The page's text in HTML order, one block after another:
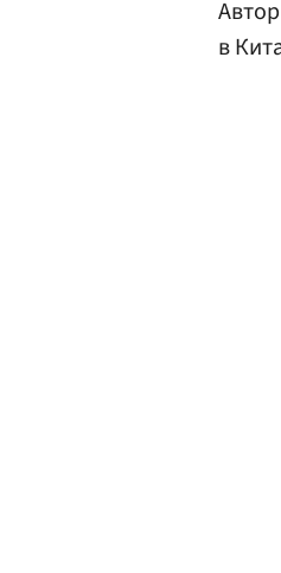
в